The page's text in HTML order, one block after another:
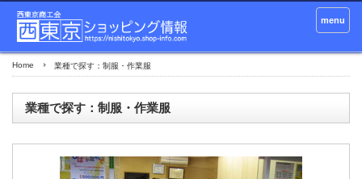
menu
Home 業種で探す：制服・作業服
業種で探す：制服・作業服